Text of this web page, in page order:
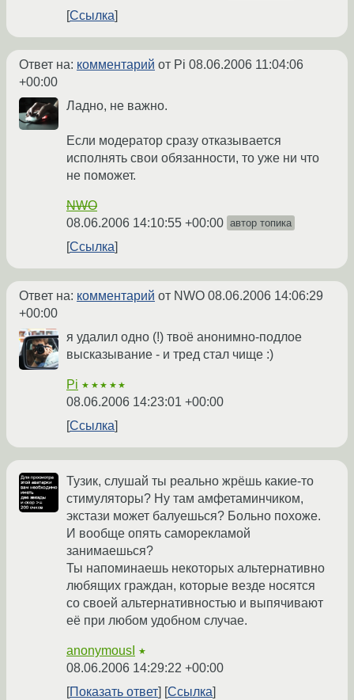
Ссылка
Ответ на: комментарий от Pi 08.06.2006 11:04:06
+00:00
Ладно, не важно.
Если модератор сразу отказывается
исполнять свои обязанности, то уже ни что
не поможет.
NWO
08.06.2006 14:10:55 +00:00 автор топика
Ссылка
Ответ на: комментарий от NWO 08.06.2006 14:06:29
+00:00
я удалил одно (!) твоё анонимно-подлое
высказывание - и тред стал чище :)
Pi ★★★★★
08.06.2006 14:23:01 +00:00
Ссылка
Тузик, слушай ты реально жрёшь какие-то
стимуляторы? Ну там амфетаминчиком,
экстази может балуешься? Больно похоже.
И вообще опять саморекламой
занимаешься?
Ты напоминаешь некоторых альтернативно
любящих граждан, которые везде носятся
со своей альтернативностью и выпячивают
её при любом удобном случае.
anonymousI ★
08.06.2006 14:29:22 +00:00
Показать ответ
Ссылка